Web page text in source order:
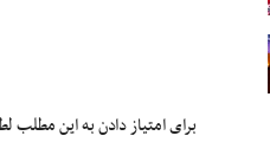
برای امتیاز دادن به این مطلب